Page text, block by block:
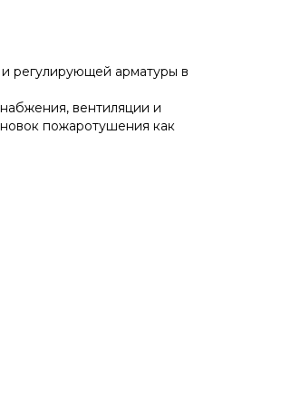
регулирующей арматуры в
вентиляции и
пожаротушения как